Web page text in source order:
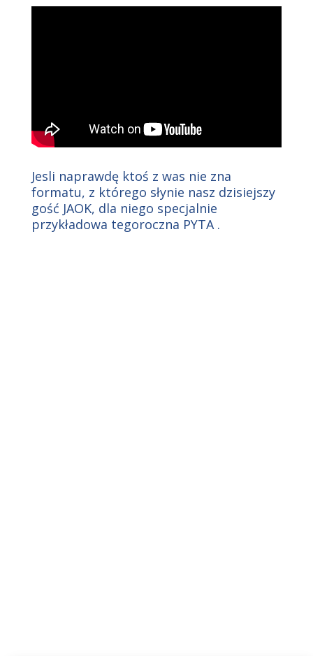
Jesli naprawdę ktoś z was nie zna
formatu, z którego słynie nasz dzisiejszy
gość JAOK, dla niego specjalnie
przykładowa tegoroczna PYTA .